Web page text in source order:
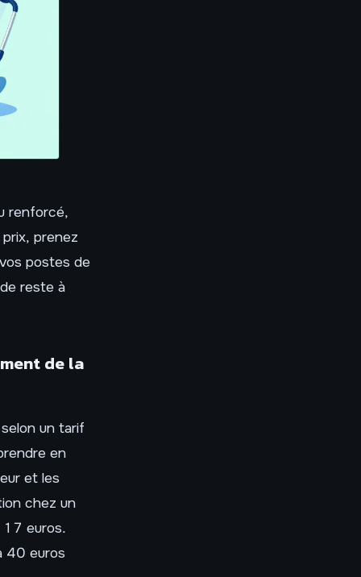
renforcé,
prenez
postes de
reste à
de la
un tarif
en
et les
chez un
17 euros.
40 euros